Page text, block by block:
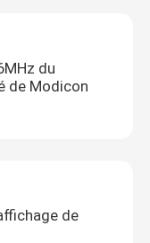
du
de Modicon
de